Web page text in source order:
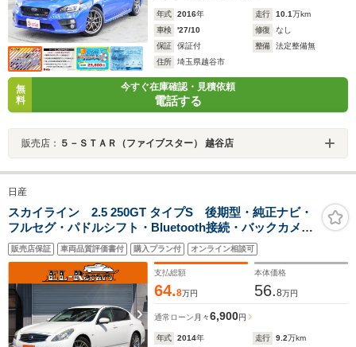
年式 2016年 走行 10.1万km
車検
'27/10 修復
なし
保証
保証付 整備
法定整備無
住所
埼玉県越谷市
無
料
今すぐ在庫確認・見積依頼
電話する
販売店： ５－ＳＴＡＲ（ファイブスター） 越谷店
日産
スカイライン 2.5 250GT タイプS 後期型・純正ナビ・
フルセグ・パドルシフト・Bluetooth接続・バックカメ
ラ・ETC・ハーフレザーシート・スマートキー・プッシ
ュスタート・HIDヘッドライト・フォグランプ・ENKEI製
純正18インチアルミホイール
販売店保証 車両品質評価書付 購入プラン付 オンライン相談可
支払総額
64.8万円
本体価格
56.8万円
通常ローン 月々6,900円
年式 2014年 走行 9.2万km